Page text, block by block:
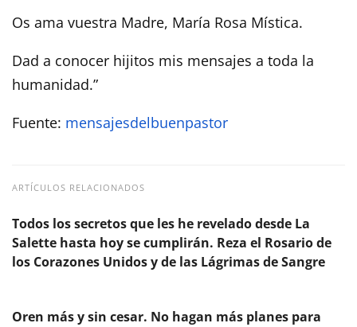
Os ama vuestra Madre, María Rosa Mística.
Dad a conocer hijitos mis mensajes a toda la
humanidad.”
Fuente: mensajesdelbuenpastor
ARTÍCULOS RELACIONADOS
Todos los secretos que les he revelado desde La
Salette hasta hoy se cumplirán. Reza el Rosario de
los Corazones Unidos y de las Lágrimas de Sangre
Oren más y sin cesar. No hagan más planes para